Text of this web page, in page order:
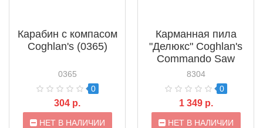
Карабин с компасом
Coghlan's (0365)
0365
0
304 р.
НЕТ В НАЛИЧИИ
Карманная пила
"Делюкс" Coghlan's
Commando Saw
(8304)
8304
0
1 349 р.
НЕТ В НАЛИЧИИ